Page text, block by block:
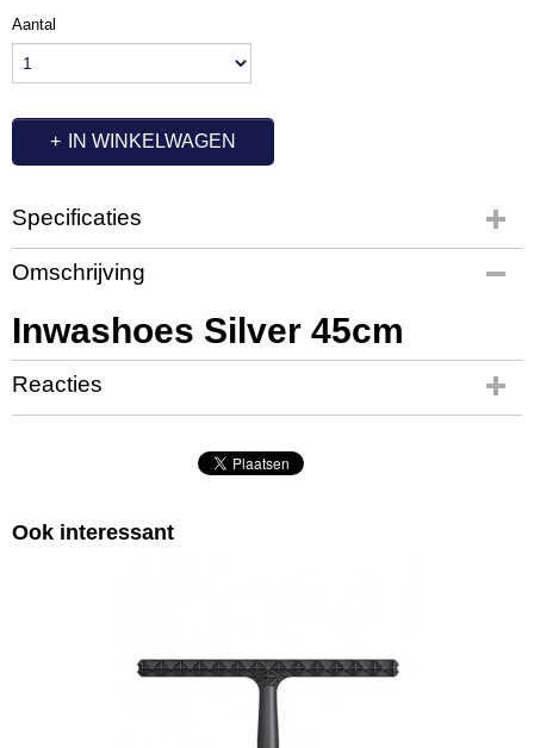
Aantal
IN WINKELWAGEN
Specificaties
Productcode
OC7272
Omschrijving
Inwashoes Silver 45cm
Reacties
Ook interessant